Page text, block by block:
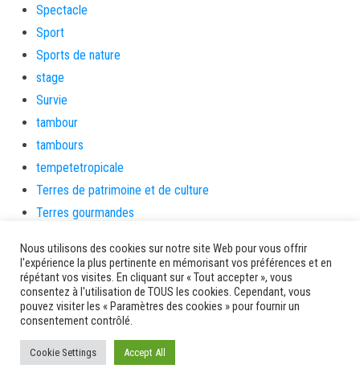
Spectacle
Sport
Sports de nature
stage
Survie
tambour
tambours
tempetetropicale
Terres de patrimoine et de culture
Terres gourmandes
Tourisme
toussaint
tradition
Transition Energétique
Transport et routes
Travail
Nous utilisons des cookies sur notre site Web pour vous offrir
l'expérience la plus pertinente en mémorisant vos préférences et en
répétant vos visites. En cliquant sur « Tout accepter », vous
consentez à l'utilisation de TOUS les cookies. Cependant, vous
pouvez visiter les « Paramètres des cookies » pour fournir un
consentement contrôlé.
Cookie Settings Accept All